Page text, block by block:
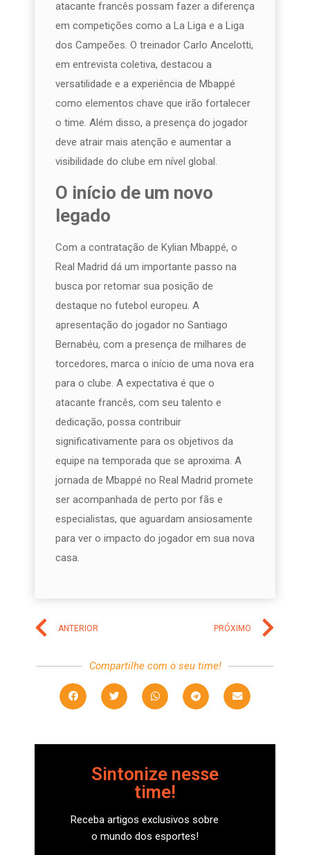
atacante francês possam fazer a diferença
em competições como a La Liga e a Liga
dos Campeões. O treinador Carlo Ancelotti,
em entrevista coletiva, destacou a
versatilidade e a experiência de Mbappé
como elementos chave que irão fortalecer
o time. Além disso, a presença do jogador
deve atrair mais atenção e aumentar a
visibilidade do clube em nível global.
O início de um novo
legado
Com a contratação de Kylian Mbappé, o
Real Madrid dá um importante passo na
busca por retomar sua posição de
destaque no futebol europeu. A
apresentação do jogador no Santiago
Bernabéu, com a presença de milhares de
torcedores, marca o início de uma nova era
para o clube. A expectativa é que o
atacante francês, com seu talento e
dedicação, possa contribuir
significativamente para os objetivos da
equipe na temporada que se aproxima. A
jornada de Mbappé no Real Madrid promete
ser acompanhada de perto por fãs e
especialistas, que aguardam ansiosamente
para ver o impacto do jogador em sua nova
casa.
ANTERIOR PRÓXIMO
Compartilhe com o seu time!
Sintonize nesse
time!
Receba artigos exclusivos sobre
o mundo dos esportes!